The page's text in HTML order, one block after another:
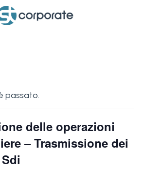
passato.
delle operazioni
– Trasmissione dei